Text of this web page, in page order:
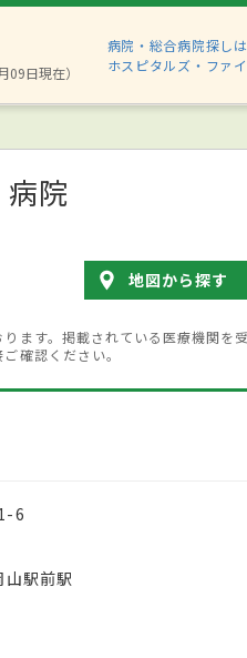
日現在）
病院・総合病院探しは
ホスピタルズ・ファ
院
地図から探す
ます。掲載されている医療機関を受
確認ください。
6
山駅前駅